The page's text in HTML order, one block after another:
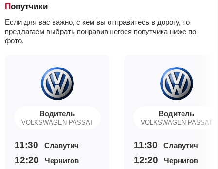
Попутчики
Если для вас важно, с кем вы отправитесь в дорогу, то
предлагаем выбрать понравившегося попутчика ниже по
фото.
Водитель
VOLKSWAGEN PASSAT
11:30 Славутич
12:20 Чернигов
Водитель
VOLKSWAGEN PASSAT
11:30 Славутич
12:20 Чернигов